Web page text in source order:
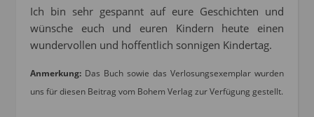
Ich bin sehr gespannt auf eure Geschichten und
wünsche euch und euren Kindern heute einen
wundervollen und hoffentlich sonnigen Kindertag.
Anmerkung: Das Buch sowie das Verlosungsexemplar wurden
uns für diesen Beitrag vom Bohem Verlag zur Verfügung gestellt.